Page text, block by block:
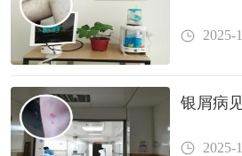
2025-
银屑病
2025-